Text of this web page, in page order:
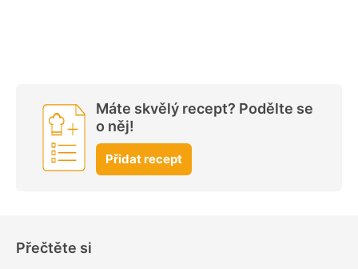
Máte skvělý recept? Podělte se
o něj!
Přidat recept
Přečtěte si